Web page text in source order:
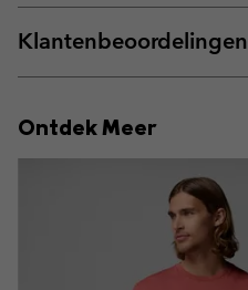
Klantenbeoordelingen
Ontdek Meer